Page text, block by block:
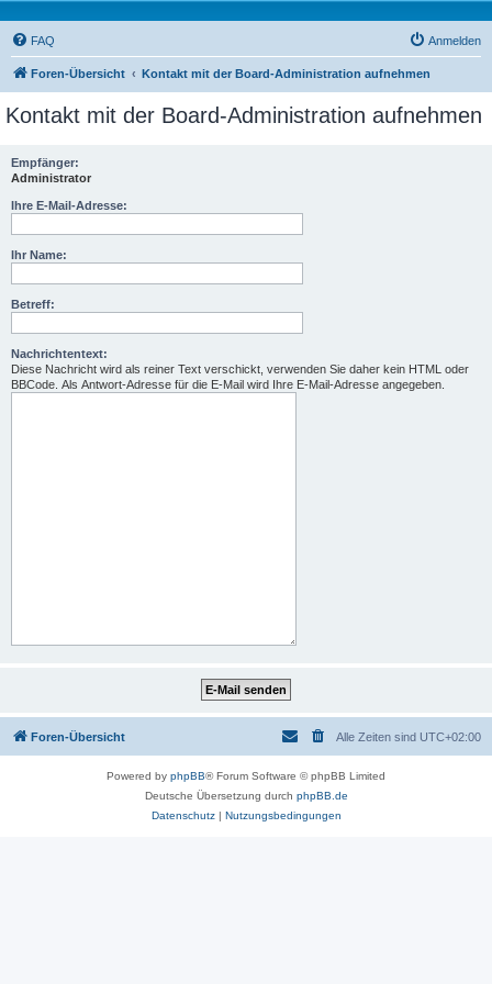
FAQ Anmelden
Foren-Übersicht Kontakt mit der Board-Administration aufnehmen
Kontakt mit der Board-Administration aufnehmen
Empfänger:
Administrator
Ihre E-Mail-Adresse:
Ihr Name:
Betreff:
Nachrichtentext:
Diese Nachricht wird als reiner Text verschickt, verwenden Sie daher kein HTML oder
BBCode. Als Antwort-Adresse für die E-Mail wird Ihre E-Mail-Adresse angegeben.
Foren-Übersicht Alle Zeiten sind UTC+02:00
Powered by phpBB® Forum Software © phpBB Limited
Deutsche Übersetzung durch phpBB.de
Datenschutz| Nutzungsbedingungen